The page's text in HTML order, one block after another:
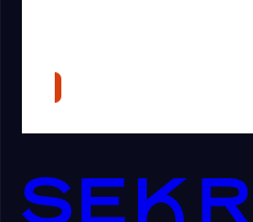
Presse